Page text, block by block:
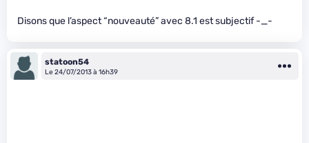
Disons que l’aspect “nouveauté” avec 8.1 est subjectif -_-
statoon54
Le 24/07/2013 à 16h39